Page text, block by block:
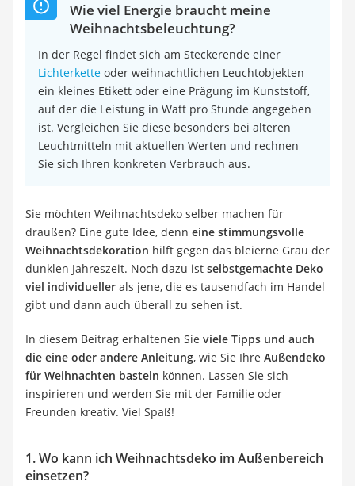
Wie viel Energie braucht meine
Weihnachtsbeleuchtung?
In der Regel findet sich am Steckerende einer
Lichterkette oder weihnachtlichen Leuchtobjekten
ein kleines Etikett oder eine Prägung im Kunststoff,
auf der die Leistung in Watt pro Stunde angegeben
ist. Vergleichen Sie diese besonders bei älteren
Leuchtmitteln mit aktuellen Werten und rechnen
Sie sich Ihren konkreten Verbrauch aus.
Sie möchten Weihnachtsdeko selber machen für
draußen? Eine gute Idee, denn eine stimmungsvolle
Weihnachtsdekoration hilft gegen das bleierne Grau der
dunklen Jahreszeit. Noch dazu ist selbstgemachte Deko
viel individueller als jene, die es tausendfach im Handel
gibt und dann auch überall zu sehen ist.
In diesem Beitrag erhaltenen Sie viele Tipps und auch
die eine oder andere Anleitung, wie Sie Ihre Außendeko
für Weihnachten basteln können. Lassen Sie sich
inspirieren und werden Sie mit der Familie oder
Freunden kreativ. Viel Spaß!
1. Wo kann ich Weihnachtsdeko im Außenbereich
einsetzen?